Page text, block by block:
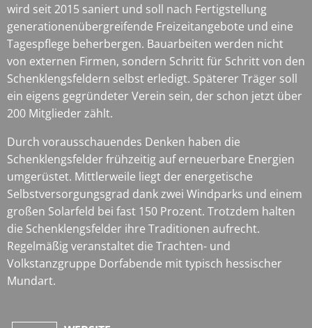
wird seit 2015 saniert und soll nach Fertigstellung
generationenübergreifende Freizeitangebote und eine
Tagespflege beherbergen. Bauarbeiten werden nicht
von externen Firmen, sondern Schritt für Schritt von den
Schenklengsfeldern selbst erledigt. Späterer Träger soll
ein eigens gegründeter Verein sein, der schon jetzt über
200 Mitglieder zählt.
Durch vorausschauendes Denken haben die
Schenklengsfelder frühzeitig auf erneuerbare Energien
umgerüstet. Mittlerweile liegt der energetische
Selbstversorgungsgrad dank zwei Windparks und einem
großen Solarfeld bei fast 150 Prozent. Trotzdem halten
die Schenklengsfelder ihre Traditionen aufrecht.
Regelmäßig veranstaltet die Trachten- und
Volkstanzgruppe Dorfabende mit typisch hessischer
Mundart.